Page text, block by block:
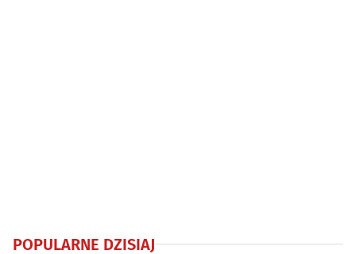
POPULARNE DZISIAJ